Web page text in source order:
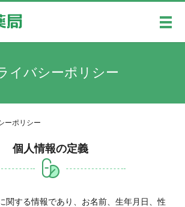
メ
イバシーポリシー
ーポリシー
個人情報の定義
関する情報であり、お名前、生年月日、性